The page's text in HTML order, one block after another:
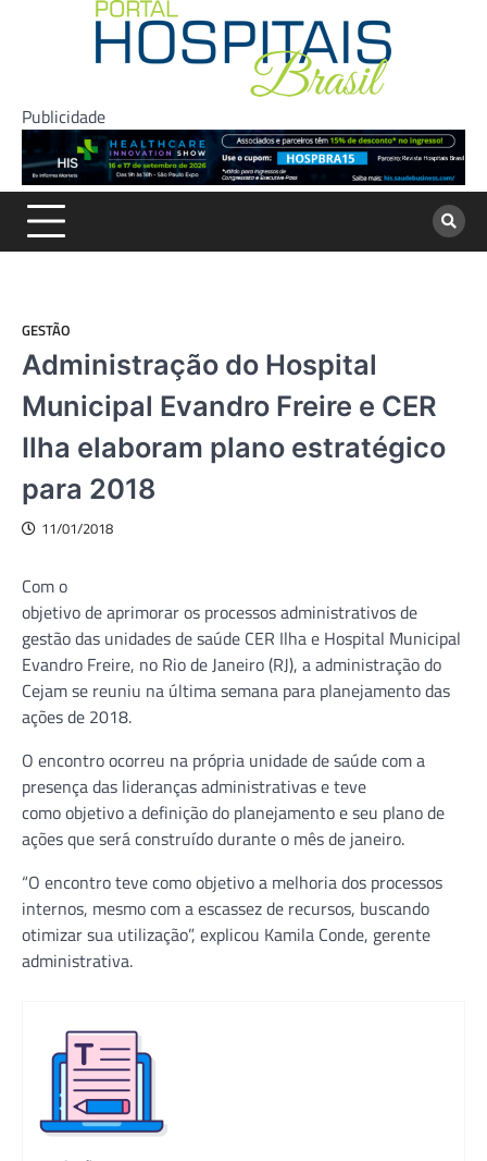
Publicidade
GESTÃO
Administração do Hospital
Municipal Evandro Freire e CER
Ilha elaboram plano estratégico
para 2018
11/01/2018
Com o
objetivo de aprimorar os processos administrativos de
gestão das unidades de saúde CER Ilha e Hospital Municipal
Evandro Freire, no Rio de Janeiro (RJ), a administração do
Cejam se reuniu na última semana para planejamento das
ações de 2018.
O encontro ocorreu na própria unidade de saúde com a
presença das lideranças administrativas e teve
como objetivo a definição do planejamento e seu plano de
ações que será construído durante o mês de janeiro.
“O encontro teve como objetivo a melhoria dos processos
internos, mesmo com a escassez de recursos, buscando
otimizar sua utilização”, explicou Kamila Conde, gerente
administrativa.